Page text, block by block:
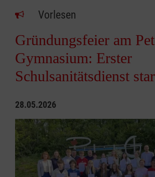
Vorlesen
Gründungsfeier am
Gymnasium: Erster
Schulsanitätsdienst
28.05.2026